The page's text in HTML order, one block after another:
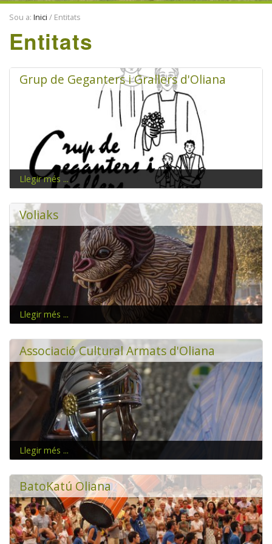
ENTITATS
Sou a: Inici / Entitats
Entitats
Grup de Geganters i Grallers d'Oliana
Passegem arreu a l'Àngels, l'Andreu, el Junset i la Flor
Llegir més ...
Voliaks
Llegir més ...
Associació Cultural Armats d'Oliana
Els Armats apareixen per primera vegada l'11 d'abril de
Llegir més ...
BatoKatú Oliana